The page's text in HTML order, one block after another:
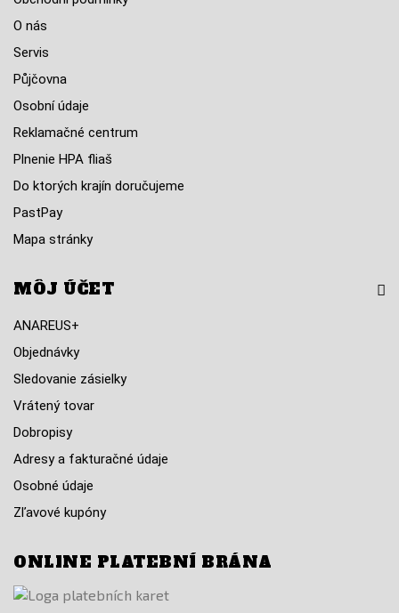
O nás
Servis
Půjčovna
Osobní údaje
Reklamačné centrum
Plnenie HPA fliaš
Do ktorých krajín doručujeme
PastPay
Mapa stránky
MÔJ ÚČET
ANAREUS+
Objednávky
Sledovanie zásielky
Vrátený tovar
Dobropisy
Adresy a fakturačné údaje
Osobné údaje
Zľavové kupóny
ONLINE PLATEBNÍ BRÁNA